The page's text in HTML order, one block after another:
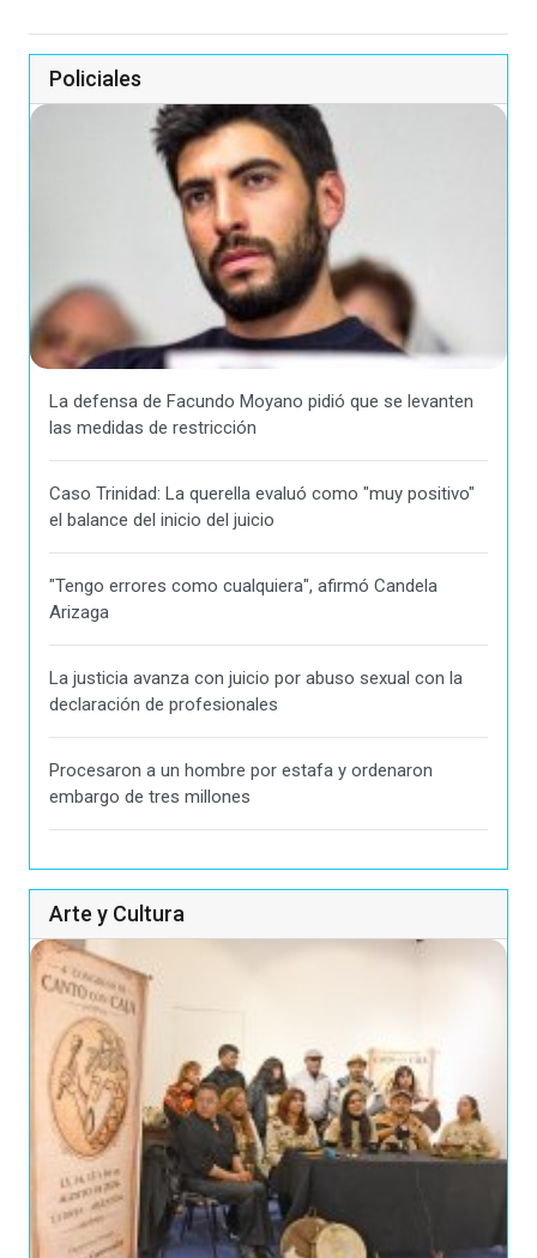
Policiales
La defensa de Facundo Moyano pidió que se levanten
las medidas de restricción
Caso Trinidad: La querella evaluó como "muy positivo"
el balance del inicio del juicio
"Tengo errores como cualquiera", afirmó Candela
Arizaga
La justicia avanza con juicio por abuso sexual con la
declaración de profesionales
Procesaron a un hombre por estafa y ordenaron
embargo de tres millones
Arte y Cultura